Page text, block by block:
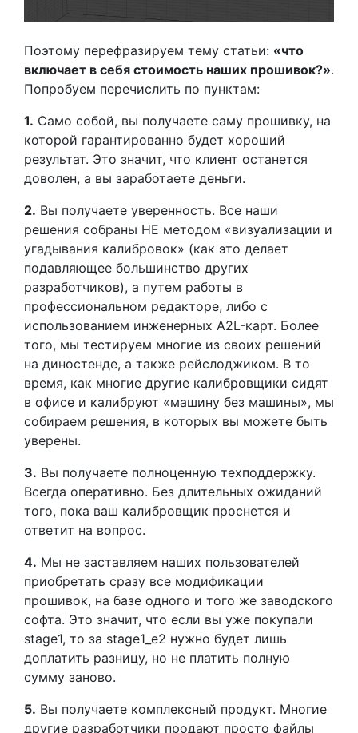
Поэтому перефразируем тему статьи: «что
включает в себя стоимость наших прошивок?».
Попробуем перечислить по пунктам:
1. Само собой, вы получаете саму прошивку, на
которой гарантированно будет хороший
результат. Это значит, что клиент останется
доволен, а вы заработаете деньги.
2. Вы получаете уверенность. Все наши
решения собраны НЕ методом «визуализации и
угадывания калибровок» (как это делает
подавляющее большинство других
разработчиков), а путем работы в
профессиональном редакторе, либо с
использованием инженерных A2L-карт. Более
того, мы тестируем многие из своих решений
на диностенде, а также рейслоджиком. В то
время, как многие другие калибровщики сидят
в офисе и калибруют «машину без машины», мы
собираем решения, в которых вы можете быть
уверены.
3. Вы получаете полноценную техподдержку.
Всегда оперативно. Без длительных ожиданий
того, пока ваш калибровщик проснется и
ответит на вопрос.
4. Мы не заставляем наших пользователей
приобретать сразу все модификации
прошивок, на базе одного и того же заводского
софта. Это значит, что если вы уже покупали
stage1, то за stage1_e2 нужно будет лишь
доплатить разницу, но не платить полную
сумму заново.
5. Вы получаете комплексный продукт. Многие
другие разработчики продают просто файлы